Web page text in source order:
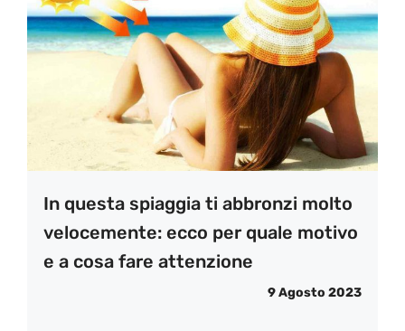
In questa spiaggia ti abbronzi molto
velocemente: ecco per quale motivo
e a cosa fare attenzione
9 Agosto 2023